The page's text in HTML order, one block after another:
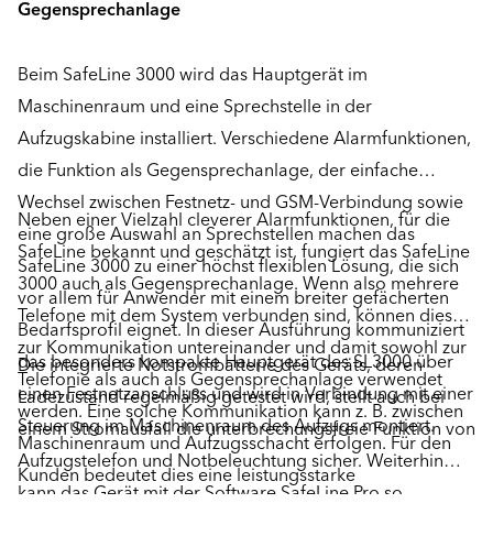
Gegensprechanlage
Beim SafeLine 3000 wird das Hauptgerät im
Maschinenraum und eine Sprechstelle in der
Aufzugskabine installiert. Verschiedene Alarmfunktionen,
die Funktion als Gegensprechanlage, der einfache
Wechsel zwischen Festnetz- und GSM-Verbindung sowie
eine große Auswahl an Sprechstellen machen das
SafeLine 3000 zu einer höchst flexiblen Lösung, die sich
vor allem für Anwender mit einem breiter gefächerten
Bedarfsprofil eignet. In dieser Ausführung kommuniziert
das besonders kompakte Hauptgerät des SL3000 über
einen Festnetzanschluss und wird in Verbindung mit einer
Steuerung im Maschinenraum des Aufzugs montiert.
Neben einer Vielzahl cleverer Alarmfunktionen, für die
SafeLine bekannt und geschätzt ist, fungiert das SafeLine
3000 auch als Gegensprechanlage. Wenn also mehrere
Telefone mit dem System verbunden sind, können diese
zur Kommunikation untereinander und damit sowohl zur
Telefonie als auch als Gegensprechanlage verwendet
werden. Eine solche Kommunikation kann z. B. zwischen
Maschinenraum und Aufzugsschacht erfolgen. Für den
Kunden bedeutet dies eine leistungsstarke
Die integrierte Notstrombatterie des Geräts, deren
Ladezustand regelmäßig getestet wird, stellt auch bei
einem Stromausfall die unterbrechungsfreie Funktion von
Aufzugstelefon und Notbeleuchtung sicher. Weiterhin
kann das Gerät mit der Software SafeLine Pro so